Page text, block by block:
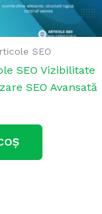
SEO
SEO Vizibilitate
SEO Avansată